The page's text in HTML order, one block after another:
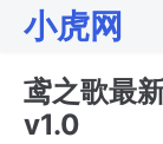
小虎网
鸢之歌最
v1.0